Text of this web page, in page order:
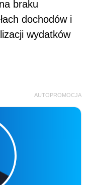
braku
dochodów i
wydatków
AUTOPROMOCJA